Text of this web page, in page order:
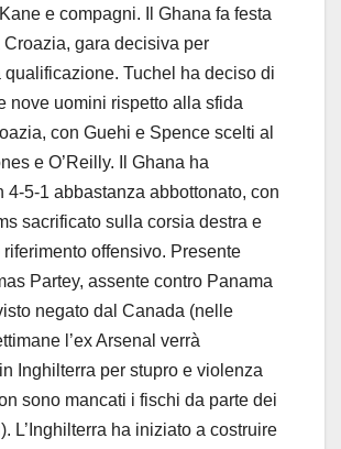
e compagni. Il Ghana fa festa
Croazia, gara decisiva per
qualificazione. Tuchel ha deciso di
nove uomini rispetto alla sfida
con Guehi e Spence scelti al
e O’Reilly. Il Ghana ha
4-5-1 abbastanza abbottonato, con
sacrificato sulla corsia destra e
offensivo. Presente
Partey, assente contro Panama
negato dal Canada (nelle
l’ex Arsenal verrà
Inghilterra per stupro e violenza
sono mancati i fischi da parte dei
L’Inghilterra ha iniziato a costruire